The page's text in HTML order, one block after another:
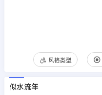
风格类型
似水流年